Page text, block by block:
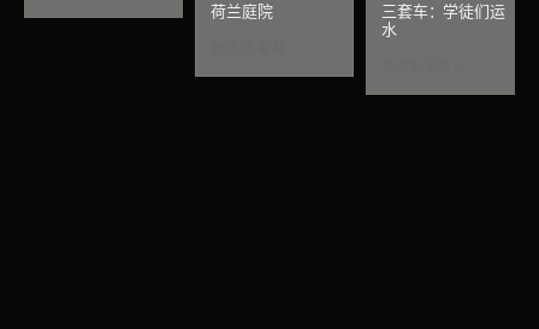
荷兰庭院
三套车：学徒们运
水